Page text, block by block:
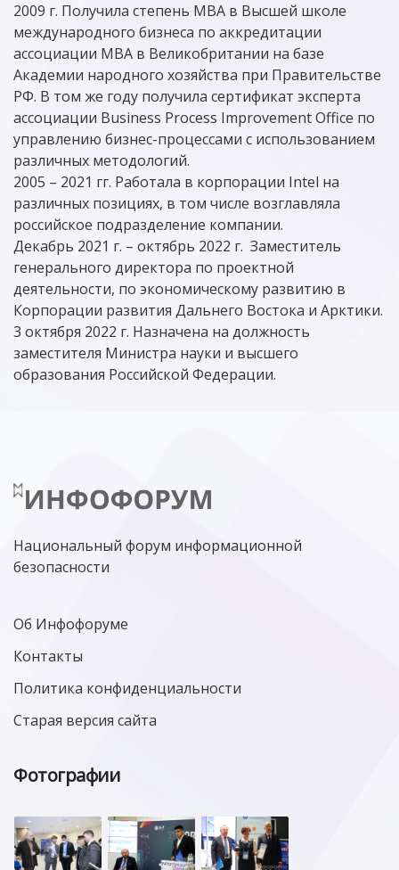
2009 г. Получила степень МВА в Высшей школе
международного бизнеса по аккредитации
ассоциации МВА в Великобритании на базе
Академии народного хозяйства при Правительстве
РФ. В том же году получила сертификат эксперта
ассоциации Business Process Improvement Office по
управлению бизнес-процессами с использованием
различных методологий.
2005 – 2021 гг. Работала в корпорации Intel на
различных позициях, в том числе возглавляла
российское подразделение компании.
Декабрь 2021 г. – октябрь 2022 г. Заместитель
генерального директора по проектной
деятельности, по экономическому развитию в
Корпорации развития Дальнего Востока и Арктики.
3 октября 2022 г. Назначена на должность
заместителя Министра науки и высшего
образования Российской Федерации.
Национальный форум информационной
безопасности
Об Инфофоруме
Контакты
Политика конфиденциальности
Старая версия сайта
Фотографии